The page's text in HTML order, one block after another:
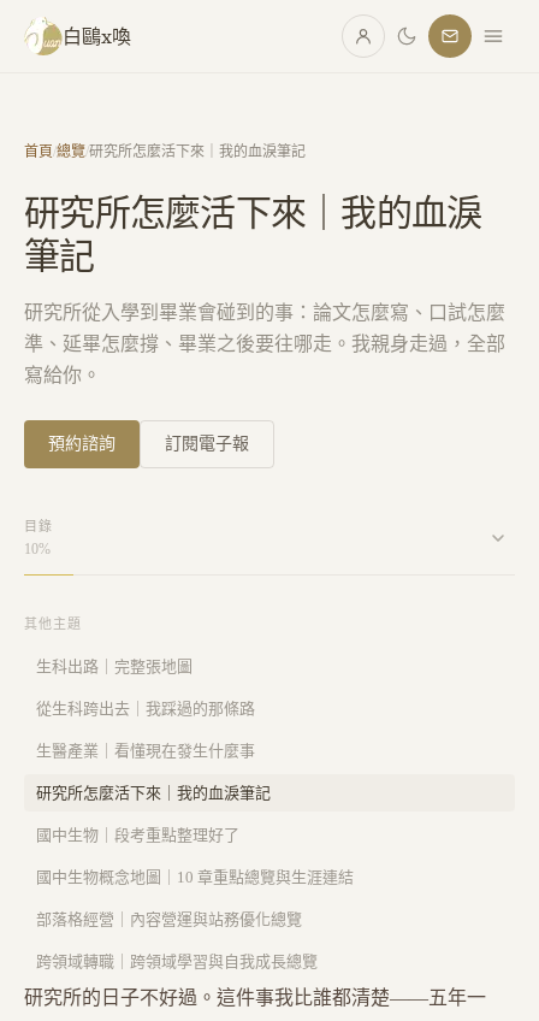
跳至主要內容
白鷗x喚
首頁/總覽/研究所怎麼活下來｜我的血淚筆記
研究所怎麼活下來｜我的血淚
筆記
研究所從入學到畢業會碰到的事：論文怎麼寫、口試怎麼
準、延畢怎麼撐、畢業之後要往哪走。我親身走過，全部
寫給你。
預約諮詢 訂閱電子報
研究所的日子不好過。這件事我比誰都清楚——五年一
目錄
10%
其他主題
生科出路｜完整張地圖
從生科跨出去｜我踩過的那條路
生醫產業｜看懂現在發生什麼事
研究所怎麼活下來｜我的血淚筆記
國中生物｜段考重點整理好了
國中生物概念地圖｜10 章重點總覽與生涯連結
部落格經營｜內容營運與站務優化總覽
跨領域轉職｜跨領域學習與自我成長總覽